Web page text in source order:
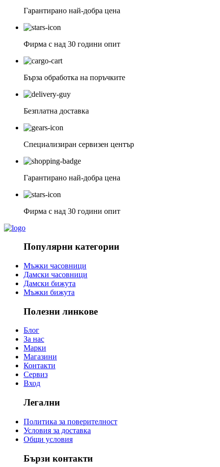
Гарантирано най-добра цена
Фирма с над 30 години опит
Бърза обработка на поръчките
Безплатна доставка
Специализиран сервизен център
Гарантирано най-добра цена
Фирма с над 30 години опит
Популярни категории
Мъжки часовници
Дамски часовници
Дамски бижута
Мъжки бижута
Полезни линкове
Блог
За нас
Марки
Магазини
Контакти
Сервиз
Вход
Легални
Политика за поверителност
Условия за доставка
Общи условия
Бързи контакти